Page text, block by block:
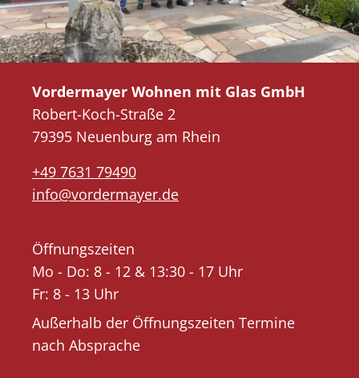
Vordermayer Wohnen mit Glas GmbH
Robert-Koch-Straße 2
79395 Neuenburg am Rhein
+49 7631 79490
info@vordermayer.de
Öffnungszeiten
Mo - Do: 8 - 12 & 13:30 - 17 Uhr
Fr: 8 - 13 Uhr
Außerhalb der Öffnungszeiten Termine
nach Absprache